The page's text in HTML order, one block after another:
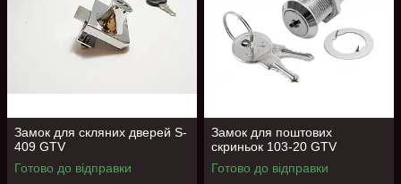
Замок для скляних дверей S-
409 GTV
Готово до відправки
Замок для поштових
скриньок 103-20 GTV
Готово до відправки